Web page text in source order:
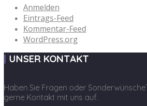
Anmelden
Eintrags-Feed
Kommentar-Feed
WordPress.org
UNSER KONTAKT
Haben Sie Fragen oder
gerne Kontakt mit uns auf.